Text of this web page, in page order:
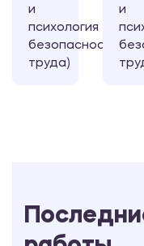
и
психология
безопасности
труда)
и